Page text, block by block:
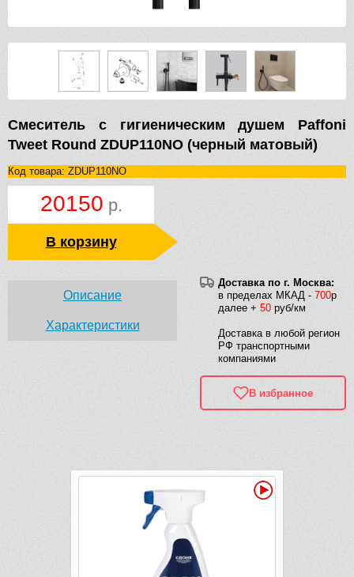
Смеситель с гигиеническим душем Paffoni
Tweet Round ZDUP110NO (черный матовый)
Код товара: ZDUP110NO
20150 р.
В корзину
Доставка по г. Москва:
в пределах МКАД - 700р
далее + 50 руб/км
Доставка в любой регион
РФ транспортными
компаниями
В избранное
Описание
Характеристики